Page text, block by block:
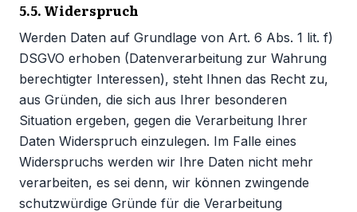
5.5. Widerspruch
Werden Daten auf Grundlage von Art. 6 Abs. 1 lit. f)
DSGVO erhoben (Datenverarbeitung zur Wahrung
berechtigter Interessen), steht Ihnen das Recht zu,
aus Gründen, die sich aus Ihrer besonderen
Situation ergeben, gegen die Verarbeitung Ihrer
Daten Widerspruch einzulegen. Im Falle eines
Widerspruchs werden wir Ihre Daten nicht mehr
verarbeiten, es sei denn, wir können zwingende
schutzwürdige Gründe für die Verarbeitung